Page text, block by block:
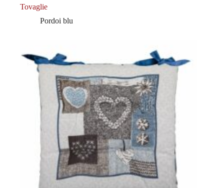
Tovaglie
Pordoi blu